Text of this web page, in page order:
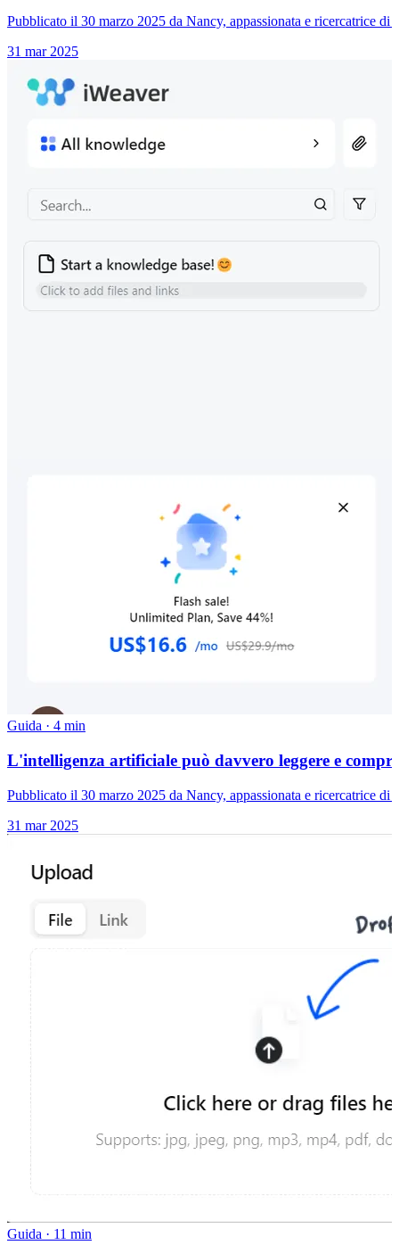
Pubblicato il 30 marzo 2025 da Nancy, appassionata e ricercatrice di
31 mar 2025
Guida · 4 min
L'intelligenza artificiale può davvero leggere e
Pubblicato il 30 marzo 2025 da Nancy, appassionata e ricercatrice di
31 mar 2025
Guida · 11 min